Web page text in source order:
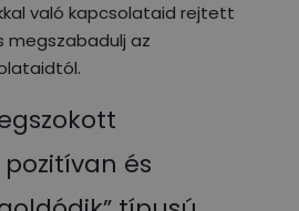
való kapcsolataid rejtett
az
és